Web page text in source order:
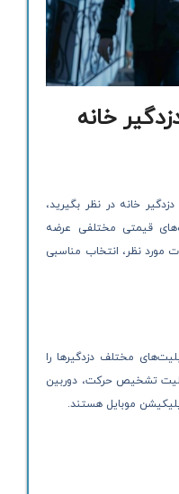
خانه
خانه در نظر بگیرید،
قیمتی مختلفی عرضه
مورد نظر، انتخاب مناسبی
مختلف دزدگیرها را
تشخیص حرکت، دوربین
موبایل هستند.